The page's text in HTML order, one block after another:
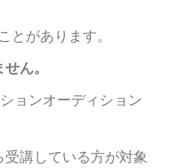
があります。
ん。
ョンオーディション
講している方が対象